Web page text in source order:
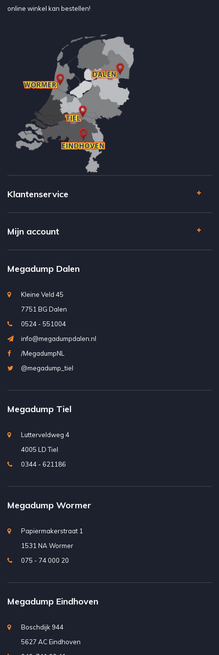
online winkel kan bestellen!
Klantenservice
Mijn account
Megadump Dalen
Kleine Veld 45
7751 BG Dalen
0524 - 551004
info@megadumpdalen.nl
/MegadumpNL
@megadump_tiel
Megadump Tiel
Lutterveldweg 4
4005 LD Tiel
0344 - 621186
Megadump Wormer
Papiermakerstraat 1
1531 NA Wormer
075 - 74 000 20
Megadump Eindhoven
Boschdijk 944
5627 AC Eindhoven